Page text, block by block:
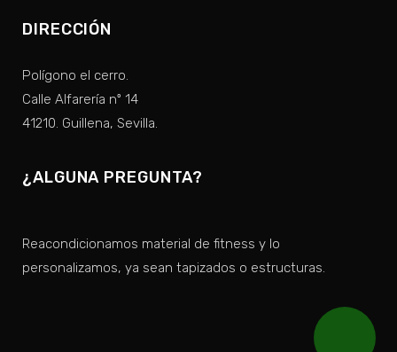
DIRECCIÓN
Polígono el cerro.
Calle Alfarería nº 14
41210. Guillena, Sevilla.
¿ALGUNA PREGUNTA?
Reacondicionamos material de fitness y lo
personalizamos, ya sean tapizados o estructuras.